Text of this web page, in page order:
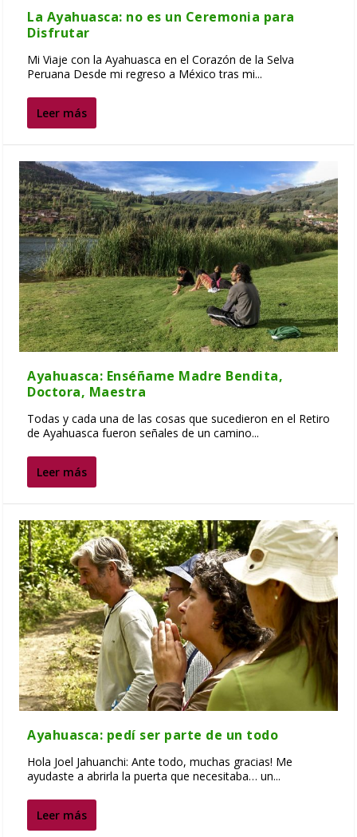
La Ayahuasca: no es un Ceremonia para
Disfrutar
Mi Viaje con la Ayahuasca en el Corazón de la Selva
Peruana Desde mi regreso a México tras mi...
Leer más
Ayahuasca: Enséñame Madre Bendita,
Doctora, Maestra
Todas y cada una de las cosas que sucedieron en el Retiro
de Ayahuasca fueron señales de un camino...
Leer más
Ayahuasca: pedí ser parte de un todo
Hola Joel Jahuanchi: Ante todo, muchas gracias! Me
ayudaste a abrirla la puerta que necesitaba… un...
Leer más